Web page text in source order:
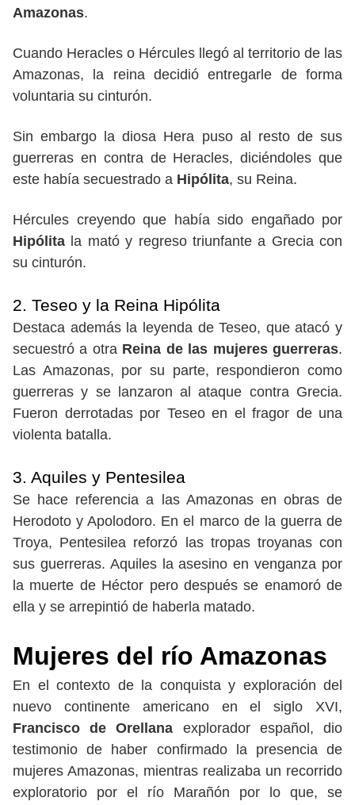
Amazonas.
Cuando Heracles o Hércules llegó al territorio de las
Amazonas, la reina decidió entregarle de forma
voluntaria su cinturón.
Sin embargo la diosa Hera puso al resto de sus
guerreras en contra de Heracles, diciéndoles que
este había secuestrado a Hipólita, su Reina.
Hércules creyendo que había sido engañado por
Hipólita la mató y regreso triunfante a Grecia con
su cinturón.
2. Teseo y la Reina Hipólita
Destaca además la leyenda de Teseo, que atacó y
secuestró a otra Reina de las mujeres guerreras.
Las Amazonas, por su parte, respondieron como
guerreras y se lanzaron al ataque contra Grecia.
Fueron derrotadas por Teseo en el fragor de una
violenta batalla.
3. Aquiles y Pentesilea
Se hace referencia a las Amazonas en obras de
Herodoto y Apolodoro. En el marco de la guerra de
Troya, Pentesilea reforzó las tropas troyanas con
sus guerreras. Aquiles la asesino en venganza por
la muerte de Héctor pero después se enamoró de
ella y se arrepintió de haberla matado.
Mujeres del río Amazonas
En el contexto de la conquista y exploración del
nuevo continente americano en el siglo XVI,
Francisco de Orellana explorador español, dio
testimonio de haber confirmado la presencia de
mujeres Amazonas, mientras realizaba un recorrido
exploratorio por el río Marañón por lo que, se